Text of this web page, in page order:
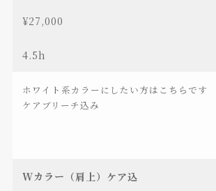
¥27,000
4.5h
ホワイト系カラーにしたい方はこちらです
ケアブリーチ込み
Wカラー（肩上）ケア込